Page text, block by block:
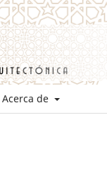
Acerca de